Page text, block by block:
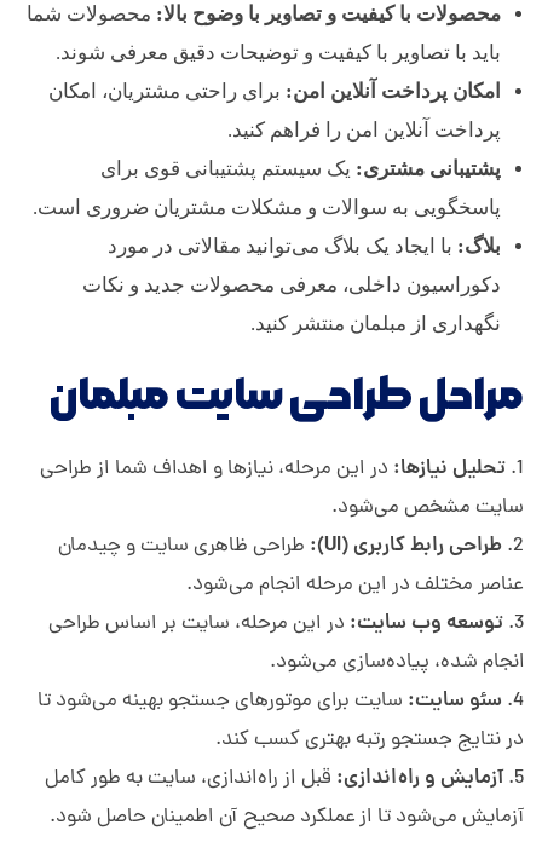
ه
م
ر
ا
ه
ش
م
ا
ه
س
ت
ی
محصولات با کیفیت و تصاویر با وضوح بالا: محصولات شما
باید با تصاویر با کیفیت و توضیحات دقیق معرفی شوند.
امکان پرداخت آنلاین امن: برای راحتی مشتریان، امکان
پرداخت آنلاین امن را فراهم کنید.
پشتیبانی مشتری: یک سیستم پشتیبانی قوی برای
پاسخگویی به سوالات و مشکلات مشتریان ضروری است.
بلاگ: با ایجاد یک بلاگ می‌توانید مقالاتی در مورد
دکوراسیون داخلی، معرفی محصولات جدید و نکات
نگهداری از مبلمان منتشر کنید.
مراحل طراحی سایت مبلمان
تحلیل نیازها: در این مرحله، نیازها و اهداف شما از طراحی
سایت مشخص می‌شود.
طراحی رابط کاربری (UI):
طراحی ظاهری سایت و چیدمان
عناصر مختلف در این مرحله انجام می‌شود.
توسعه وب سایت: در این مرحله، سایت بر اساس طراحی
انجام شده، پیاده‌سازی می‌شود.
سئو سایت: سایت برای موتورهای جستجو بهینه می‌شود تا
در نتایج جستجو رتبه بهتری کسب کند.
آزمایش و راه‌اندازی: قبل از راه‌اندازی، سایت به طور کامل
آزمایش می‌شود تا از عملکرد صحیح آن اطمینان حاصل شود.